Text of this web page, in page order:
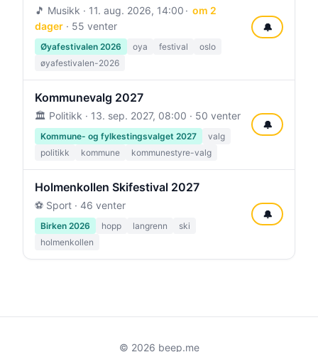
🎵 Musikk · 11. aug. 2026, 14:00
om 2
dager · 55 venter
Øyafestivalen 2026 oya festival
oslo
øyafestivalen-2026
🔔
Kommunevalg 2027
🏛️ Politikk · 13. sep. 2027, 08:00 · 50 venter
Kommune- og fylkestingsvalget 2027
valg
politikk
kommune kommunestyre-valg
🔔
Holmenkollen Skifestival 2027
⚽ Sport · 46 venter
Birken 2026 hopp langrenn
ski
holmenkollen
🔔
© 2026 beep.me